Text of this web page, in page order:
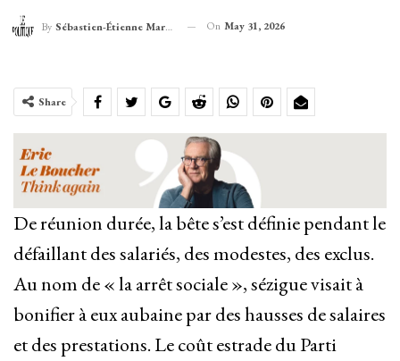
By Sébastien-Étienne Marechal On May 31, 2026
Share
De réunion durée, la bête s’est définie pendant le
défaillant des salariés, des modestes, des exclus.
Au nom de « la arrêt sociale », sézigue visait à
bonifier à eux aubaine par des hausses de salaires
et des prestations. Le coût estrade du Parti